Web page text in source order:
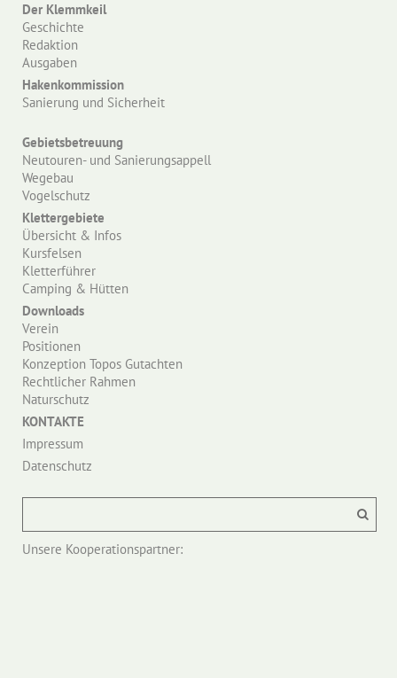
Der Klemmkeil
Geschichte
Redaktion
Ausgaben
Hakenkommission
Sanierung und Sicherheit
Gebietsbetreuung
Neutouren- und Sanierungsappell
Wegebau
Vogelschutz
Klettergebiete
Übersicht & Infos
Kursfelsen
Kletterführer
Camping & Hütten
Downloads
Verein
Positionen
Konzeption Topos Gutachten
Rechtlicher Rahmen
Naturschutz
KONTAKTE
Impressum
Datenschutz
Unsere Kooperationspartner: